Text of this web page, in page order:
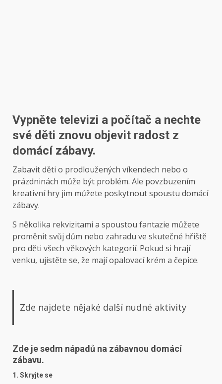
Vypněte televizi a počítač a nechte
své děti znovu objevit radost z
domácí zábavy.
Zabavit děti o prodloužených víkendech nebo o
prázdninách může být problém. Ale povzbuzením
kreativní hry jim můžete poskytnout spoustu domácí
zábavy.
S několika rekvizitami a spoustou fantazie můžete
proměnit svůj dům nebo zahradu ve skutečné hřiště
pro děti všech věkových kategorií. Pokud si hrají
venku, ujistěte se, že mají opalovací krém a čepice.
Zde najdete nějaké další nudné aktivity
Zde je sedm nápadů na zábavnou domácí
zábavu.
1. Skryjte se